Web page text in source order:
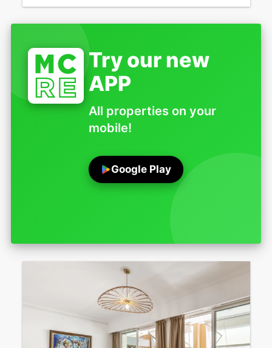
Try our new
APP
All properties on your
mobile!
Google Play